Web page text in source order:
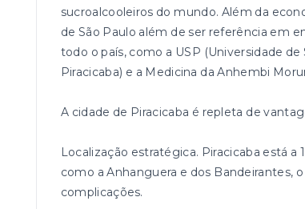
sucroalcooleiros do mundo. Além da
de São Paulo além de ser referência em
todo o país, como a USP (Universidade
Piracicaba) e a Medicina da Anhembi
A cidade de Piracicaba é repleta de
Localização estratégica. Piracicaba está a
como a Anhanguera e dos Bandeirantes,
complicações.